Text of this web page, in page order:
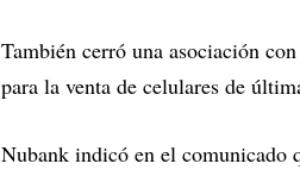
También cerró una asociación
para la venta de celulares de
Nubank indicó en el comunicado